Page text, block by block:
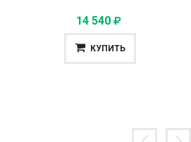
14 540
КУПИТЬ